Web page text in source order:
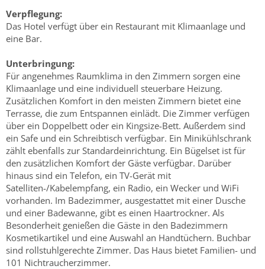
Verpflegung:
Das Hotel verfügt über ein Restaurant mit Klimaanlage und
eine Bar.
Unterbringung:
Für angenehmes Raumklima in den Zimmern sorgen eine
Klimaanlage und eine individuell steuerbare Heizung.
Zusätzlichen Komfort in den meisten Zimmern bietet eine
Terrasse, die zum Entspannen einlädt. Die Zimmer verfügen
über ein Doppelbett oder ein Kingsize-Bett. Außerdem sind
ein Safe und ein Schreibtisch verfügbar. Ein Minikühlschrank
zählt ebenfalls zur Standardeinrichtung. Ein Bügelset ist für
den zusätzlichen Komfort der Gäste verfügbar. Darüber
hinaus sind ein Telefon, ein TV-Gerät mit
Satelliten-/Kabelempfang, ein Radio, ein Wecker und WiFi
vorhanden. Im Badezimmer, ausgestattet mit einer Dusche
und einer Badewanne, gibt es einen Haartrockner. Als
Besonderheit genießen die Gäste in den Badezimmern
Kosmetikartikel und eine Auswahl an Handtüchern. Buchbar
sind rollstuhlgerechte Zimmer. Das Haus bietet Familien- und
101 Nichtraucherzimmer.